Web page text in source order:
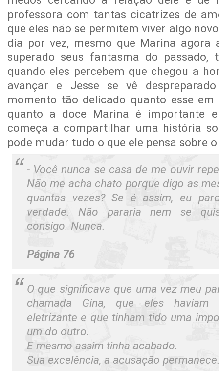
professora com tantas cicatrizes de
que eles não se permitem viver algo
dia por vez, mesmo que Marina agora
superado seus fantasma do
quando eles percebem que chegou a
avançar e Jesse se vê
momento tão delicado quanto esse em
quanto a doce Marina é importante
começa a compartilhar uma história
pode mudar tudo o que ele pensa sobre
- Você nunca se casa de me ouvir
Não me acha chato porque digo as
quantas vezes? Se é assim, eu
verdade. Não pararia nem se
consigo. Nunca.
Página 76
O que significava que uma vez meu
chamada Gina, que eles
eletrizante e que tinham tido uma
um do outro.
E mesmo assim tinha acabado.
Sua excelência, a acusação